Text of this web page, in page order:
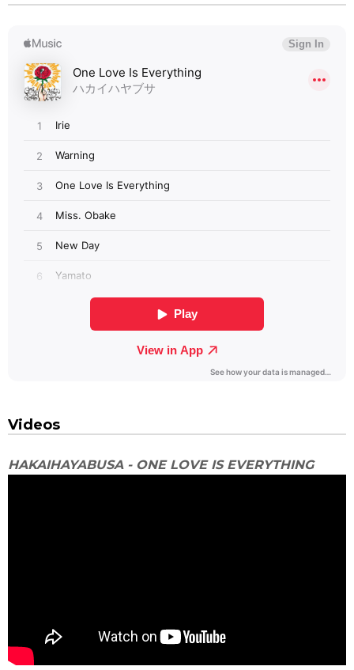
Videos
HAKAIHAYABUSA - ONE LOVE IS EVERYTHING